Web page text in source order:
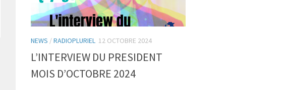
NEWS /RADIOPLURIEL 12 OCTOBRE 2024
L’INTERVIEW DU PRESIDENT
MOIS D’OCTOBRE 2024